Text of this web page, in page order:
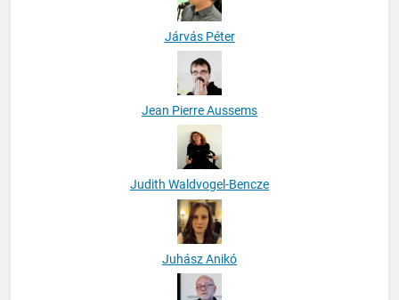
Járvás Péter
Jean Pierre Aussems
Judith Waldvogel-Bencze
Juhász Anikó